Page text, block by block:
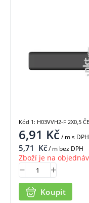
6,91 Kč/ ms DPH
5,71 Kč/ m bez DPH
Zboží je na
Koupit
Kód 1: H03VVH2-F 2X0,5